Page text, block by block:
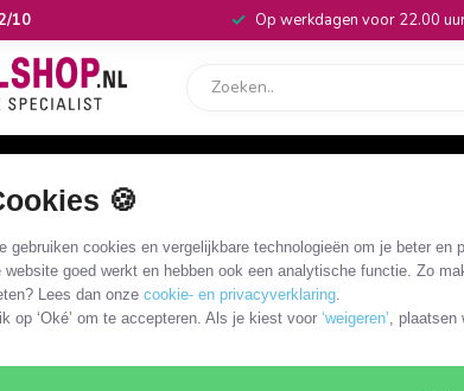
🍪
gebruiken cookies en vergelijkbare technologieën om je beter
website goed werkt en hebben ook een analytische functie. Zo
Lees dan onze cookie- en privacyverklaring.
op ‘Oké’ om te accepteren. Als je kiest voor ‘weigeren’, plaatsen
10 Op werkdagen voor 22.00
8 PRODUCTEN